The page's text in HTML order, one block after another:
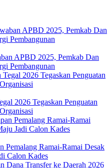
APBD 2025, Pemkab Dan
Pembangunan
2026 Tegaskan Penguatan
Pemalang Ramai-Ramai Desak
Calon Kades